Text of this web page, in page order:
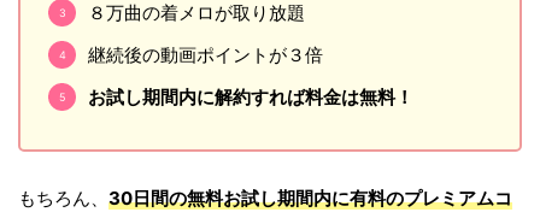
８万曲の着メロが取り放題
継続後の動画ポイントが３倍
お試し期間内に解約すれば料金は無料！
もちろん、 30日間の無料お試し期間内に有料のプレミアムコ